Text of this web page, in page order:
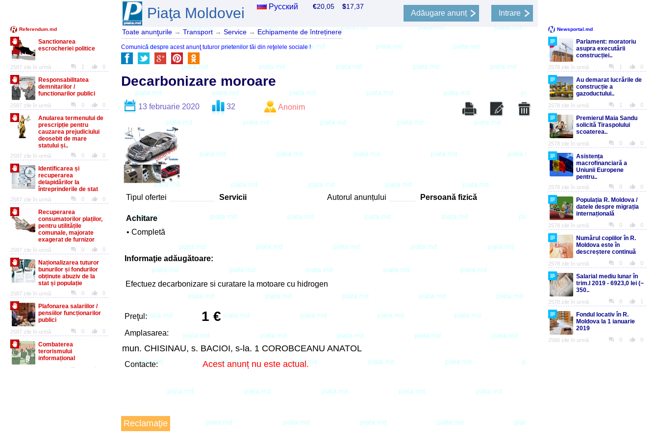
Piaţa Moldovei Русский €20,05$17,37
Adăugare anunț Intrare
Toate anunţurile → Transport → Service → Echipamente de întreținere
Comunică despre acest anunţ tuturor prietenilor tăi din reţelele sociale !
Decarbonizare moroare
13 februarie 2020 32 Anonim
Tipul ofertei Servicii Autorul anunțului Persoană fizică
Achitare
• Completă
Informaţie adăugătoare:
Efectuez decarbonizare si curatare la motoare cu hidrogen
Preţul: 1 €
Amplasarea:
mun. CHISINAU, s. BACIOI, s-la. 1 COROBCEANU ANATOL
Contacte: Acest anunț nu este actual.
Reclamaţie